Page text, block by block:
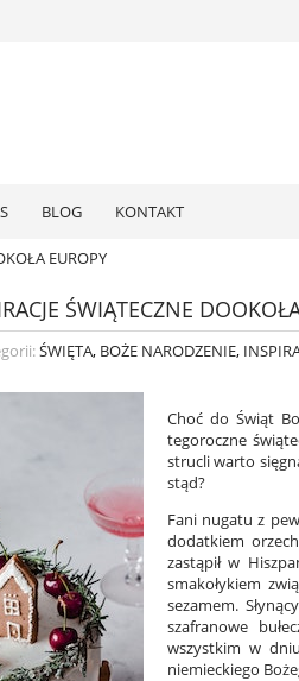
BLOG KONTAKT
EUROPY
ŚWIĄTECZNE
ŚWIĘTA, BOŻE NARODZENIE,
Choć do Świąt
tegoroczne
strucli warto
stąd?
Fani nugatu z
dodatkiem
zastąpił w
smakołykiem
sezamem.
szafranowe
wszystkim w
niemieckiego